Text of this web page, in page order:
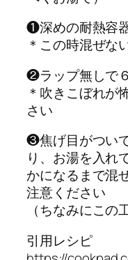
❶深めの耐熱容
＊この時混ぜな
❷ラップ無しで
＊吹きこぼれが
さい
❸焦げ目がつい
り、お湯を入れ
かになるまで混
注意ください
（ちなみにこの
引用レシピ